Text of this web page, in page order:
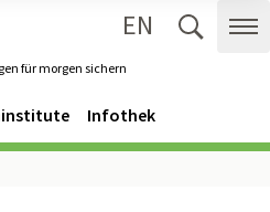
für morgen sichern
EN
Infothek